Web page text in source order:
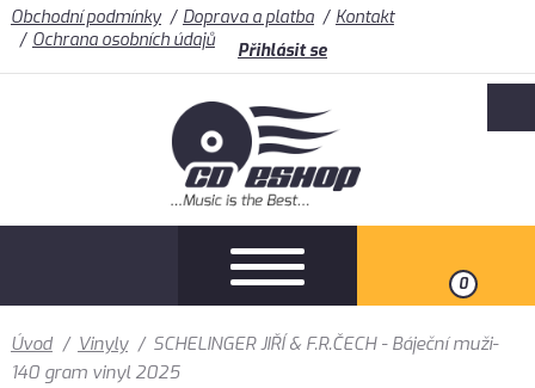
Obchodní podmínky Doprava a platba
Kontakt
Ochrana osobních údajů
Přihlásit se
0
Úvod / Vinyly / SCHELINGER JIŘÍ & F.R.ČECH - Báječní muži-
140 gram vinyl 2025